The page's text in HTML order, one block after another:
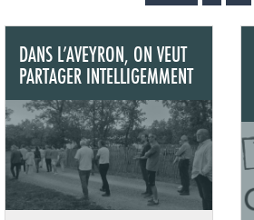
DANS L’AVEYRON, ON VEUT
PARTAGER INTELLIGEMMENT